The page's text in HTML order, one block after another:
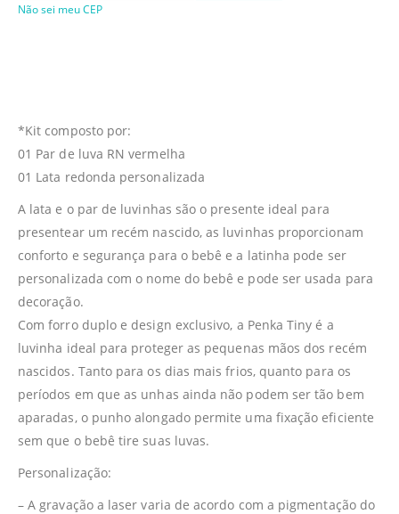
Não sei meu CEP
*Kit composto por:
01 Par de luva RN vermelha
01 Lata redonda personalizada
A lata e o par de luvinhas são o presente ideal para
presentear um recém nascido, as luvinhas proporcionam
conforto e segurança para o bebê e a latinha pode ser
personalizada com o nome do bebê e pode ser usada para
decoração.
Com forro duplo e design exclusivo, a Penka Tiny é a
luvinha ideal para proteger as pequenas mãos dos recém
nascidos. Tanto para os dias mais frios, quanto para os
períodos em que as unhas ainda não podem ser tão bem
aparadas, o punho alongado permite uma fixação eficiente
sem que o bebê tire suas luvas.
Personalização:
– A gravação a laser varia de acordo com a pigmentação do